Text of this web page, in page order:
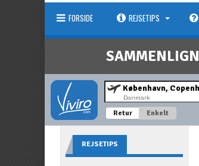
FORSIDE REJSETIPS
Danmark
Retur Enkelt
REJSETIPS